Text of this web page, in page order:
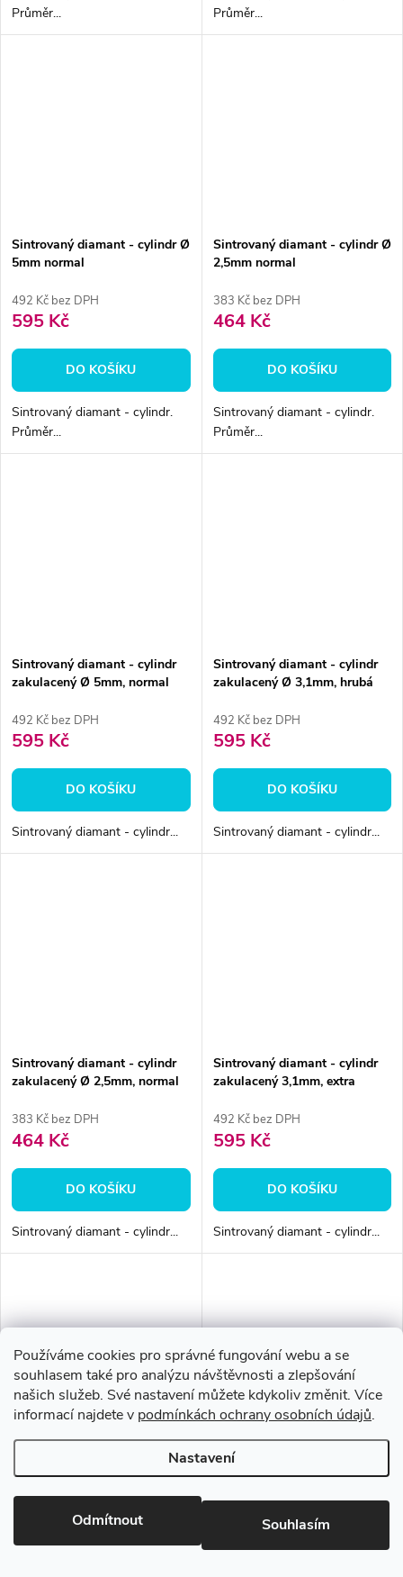
Používáme cookies pro správné fungování webu a se
souhlasem také pro analýzu návštěvnosti a zlepšování
našich služeb. Své nastavení můžete kdykoliv změnit. Více
informací najdete v podmínkách ochrany osobních údajů.
Nastavení
Odmítnout Souhlasím
Průměr...
Průměr...
Sintrovaný diamant - cylindr Ø
5mm normal
492 Kč bez DPH
595 Kč
DO KOŠÍKU
Sintrovaný diamant - cylindr.
Průměr...
Sintrovaný diamant - cylindr Ø
2,5mm normal
383 Kč bez DPH
464 Kč
DO KOŠÍKU
Sintrovaný diamant - cylindr.
Průměr...
Sintrovaný diamant - cylindr
zakulacený Ø 5mm, normal
492 Kč bez DPH
595 Kč
DO KOŠÍKU
Sintrovaný diamant - cylindr...
Sintrovaný diamant - cylindr
zakulacený Ø 3,1mm, hrubá
492 Kč bez DPH
595 Kč
DO KOŠÍKU
Sintrovaný diamant - cylindr...
Sintrovaný diamant - cylindr
zakulacený Ø 2,5mm, normal
383 Kč bez DPH
464 Kč
DO KOŠÍKU
Sintrovaný diamant - cylindr...
Sintrovaný diamant - cylindr
zakulacený 3,1mm, extra
492 Kč bez DPH
595 Kč
DO KOŠÍKU
Sintrovaný diamant - cylindr...
Sintrovaný diamant - cylindr
zakulacený Ø 8mm normal
492 Kč bez DPH
595 Kč
Sintrovaný diamant - cylindr
zakulacený Ø 5mm normal
492 Kč bez DPH